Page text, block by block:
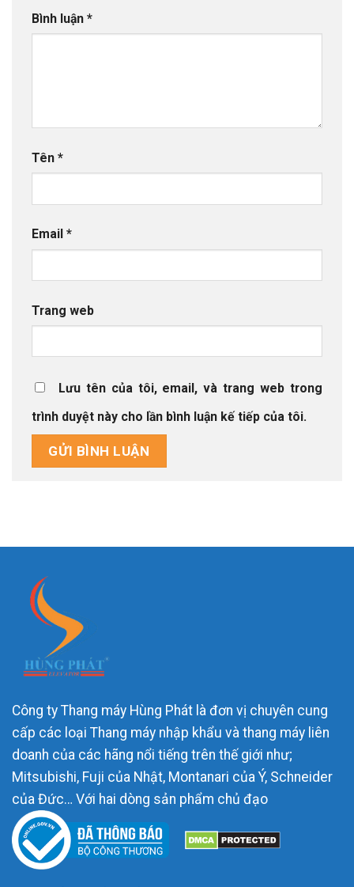
Bình luận *
Tên *
Email *
Trang web
Lưu tên của tôi, email, và trang web trong
trình duyệt này cho lần bình luận kế tiếp của tôi.
Công ty Thang máy Hùng Phát là đơn vị chuyên cung
cấp các loại Thang máy nhập khẩu và thang máy liên
doanh của các hãng nổi tiếng trên thế giới như;
Mitsubishi, Fuji của Nhật, Montanari của Ý, Schneider
của Đức… Với hai dòng sản phẩm chủ đạo